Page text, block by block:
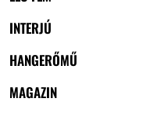
INTERJÚ
HANGERŐMŰ
MAGAZIN